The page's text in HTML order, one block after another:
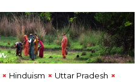
Hinduism
Uttar Pradesh